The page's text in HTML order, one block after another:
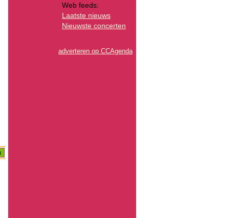
Web feeds:
Laatste nieuws
Nieuwste concerten
adverteren op CCAgenda